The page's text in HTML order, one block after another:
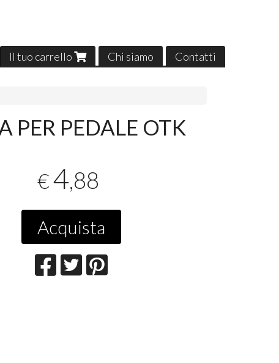
Il tuo carrello Chi siamo Contatti
PER PEDALE OTK
€4,88
Acquista